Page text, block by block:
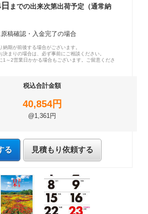
までの出来次第出荷予定（通常納
稿確認・入金完了の場合
期が前後する場合がございます。
まりの場合は、必ず事前にご相談ください。
～2営業日かかる場合もございます。ご留意くださ
税込合計金額
40,854円
@1,361円
る 見積もり依頼する